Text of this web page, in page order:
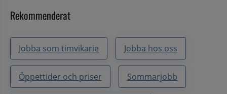
Rekommenderat
Jobba som timvikarie Jobba hos oss
Öppettider och priser Sommarjobb